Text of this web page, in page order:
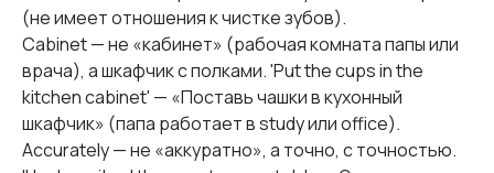
(не имеет отношения к чистке зубов).
Cabinet — не «кабинет» (рабочая комната папы или
врача), а шкафчик с полками. 'Put the cups in the
kitchen cabinet' — «Поставь чашки в кухонный
шкафчик» (папа работает в study или office).
Accurately — не «аккуратно», а точно, с точностью.